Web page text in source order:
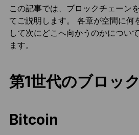
この記事では、ブロックチェーン
てご説明します。 各章が空間に何
して次にどこへ向かうのかについ
ます。
第1世代のブロッ
Bitcoin